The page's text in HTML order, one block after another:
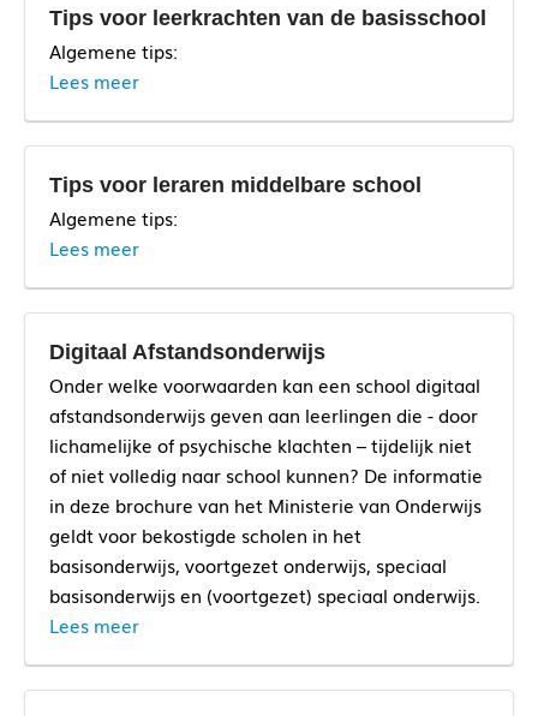
Tips voor leerkrachten van de basisschool
Algemene tips:
Lees meer
doen
Tips voor leraren middelbare school
Algemene tips:
Lees meer
doen
Digitaal Afstandsonderwijs
Onder welke voorwaarden kan een school digitaal
afstandsonderwijs geven aan leerlingen die - door
lichamelijke of psychische klachten – tijdelijk niet
of niet volledig naar school kunnen? De informatie
in deze brochure van het Ministerie van Onderwijs
geldt voor bekostigde scholen in het
basisonderwijs, voortgezet onderwijs, speciaal
basisonderwijs en (voortgezet) speciaal onderwijs.
Lees meer